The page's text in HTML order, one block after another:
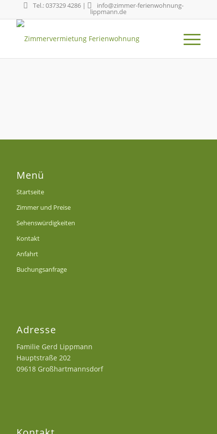
Tel.: 037329 4286 | info@zimmer-ferienwohnung-
lippmann.de
Menü
Startseite
Zimmer und Preise
Sehenswürdigkeiten
Kontakt
Anfahrt
Buchungsanfrage
Adresse
Familie Gerd Lippmann
Hauptstraße 202
09618 Großhartmannsdorf